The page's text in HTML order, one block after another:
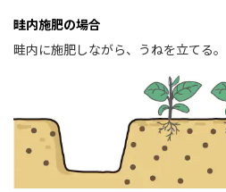
畦内施肥の場合
畦内に施肥しながら、うねを立てる。